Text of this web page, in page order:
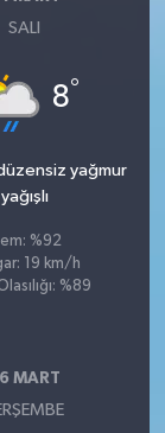
SALI
8°
yağmur
yağışlı
%92
19 km/h
%89
MART